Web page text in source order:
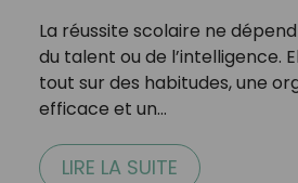
La réussite scolaire ne
du talent ou de l’intelligence.
tout sur des habitudes, une
efficace et un…
LIRE LA SUITE